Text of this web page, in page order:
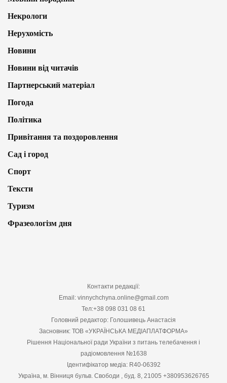
Некрологи
Нерухомість
Новини
Новини від читачів
Партнерський матеріал
Погода
Політика
Привітання та поздоровлення
Сад і город
Спорт
Тексти
Туризм
Фразеологізм дня
Контакти редакції:
Email: vinnychchyna.online@gmail.com
Тел:+38 098 031 08 61
Головний редактор: Голошивець Анастасія
Засновник: ТОВ «УКРАЇНСЬКА МЕДІАПЛАТФОРМА»
Рішення Національної ради України з питань телебачення і
радіомовлення №1638
Ідентифікатор медіа: R40-06392
Україна, м. Вінниця бульв. Свободи , буд. 8, 21005 +380953626765